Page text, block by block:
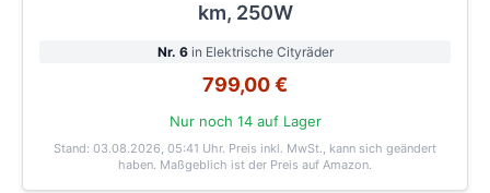
km, 250W
Nr. 6in Elektrische Cityräder
799,00 €
Nur noch 14 auf Lager
Stand: 03.08.2026, 05:41 Uhr. Preis inkl. MwSt., kann sich geändert
haben. Maßgeblich ist der Preis auf Amazon.